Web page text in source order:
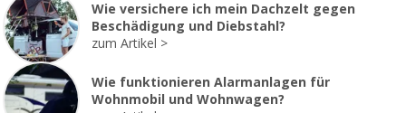
Wie versichere ich mein Dachzelt gegen
Beschädigung und Diebstahl?
zum Artikel
Wie funktionieren Alarmanlagen für
Wohnmobil und Wohnwagen?